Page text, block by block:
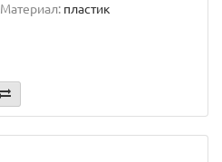
Материал: пластик